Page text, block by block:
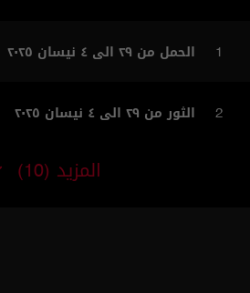
1 الحمل من ٢٩ الى ٤ نيسان ٢٠٢٥
2 الثور من ٢٩ الى ٤ نيسان ٢٠٢٥
المزيد (10)